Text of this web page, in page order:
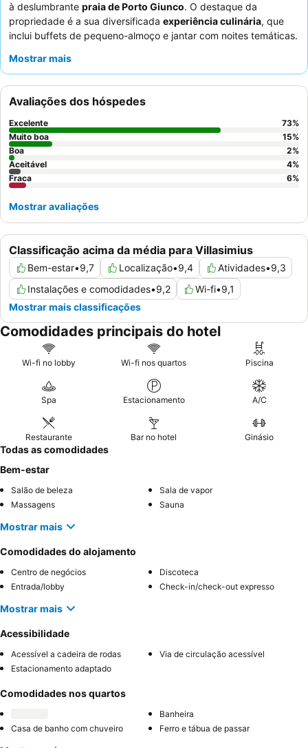
à deslumbrante praia de Porto Giunco. O destaque da
propriedade é a sua diversificada experiência culinária, que
inclui buffets de pequeno-almoço e jantar com noites temáticas.
calorosos, profissionais e atenciosos
melhorada, considere reservar um quarto num andar superior
para potencialmente ter melhores vistas e menos ruído.
Mostrar mais
Classificação acima da média para Villasimius
Bem-estar•9,7 Localização•9,4 Atividades•9,3
Instalações e comodidades•9,2 Wi-fi•9,1
Mostrar mais classificações
Avaliações dos hóspedes
Excelente 73%
Muito boa
15%
Boa
2%
Aceitável
4%
Fraca
6%
Mostrar avaliações
Comodidades principais do hotel
Wi-fi no lobby Wi-fi nos quartos Piscina
Spa Estacionamento A/C
Restaurante Bar no hotel Ginásio
Todas as comodidades
Bem-estar
Salão de beleza
Sala de vapor
Massagens
Sauna
Mostrar mais
Comodidades do alojamento
Centro de negócios
Discoteca
Entrada/lobby
Check-in/check-out expresso
Mostrar mais
Acessibilidade
Acessível a cadeira de rodas
Via de circulação acessível
Estacionamento adaptado
Comodidades nos quartos
Banheira
Casa de banho com chuveiro
Ferro e tábua de passar